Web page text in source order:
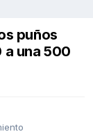
puños
una 500